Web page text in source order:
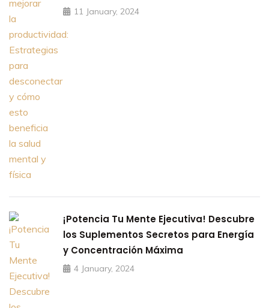
11 January, 2024
¡Potencia Tu Mente Ejecutiva! Descubre
los Suplementos Secretos para Energía
y Concentración Máxima
4 January, 2024